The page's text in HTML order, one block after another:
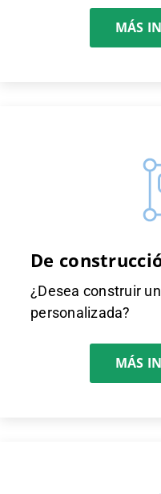
MÁS
De
¿Desea construir
personalizada?
MÁS